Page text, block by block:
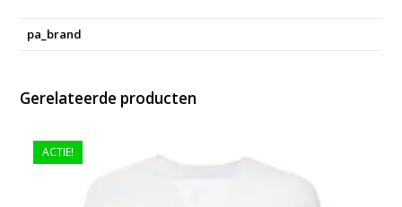
pa_brand
Gerelateerde producten
ACTIE!